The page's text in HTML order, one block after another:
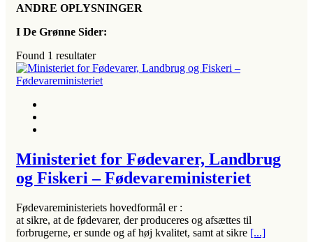
ANDRE OPLYSNINGER
I De Grønne Sider:
Found 1 resultater
Ministeriet for Fødevarer, Landbrug
og Fiskeri – Fødevareministeriet
Fødevareministeriets hovedformål er :
at sikre, at de fødevarer, der produceres og afsættes til
forbrugerne, er sunde og af høj kvalitet, samt at sikre [...]